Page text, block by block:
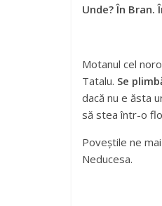
Unde? În
Motanul cel
Tatalu. Se
dacă nu e ăsta
să stea într-o
Poveștile ne
Neducesa.